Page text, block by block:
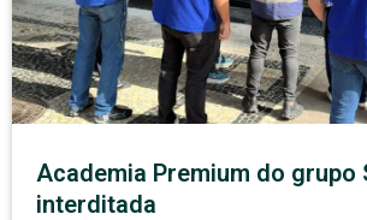
Academia Premium do grupo
interditada